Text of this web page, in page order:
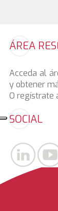
ÁREA
Acceda al
y obtener
O regístrate
SOCIAL